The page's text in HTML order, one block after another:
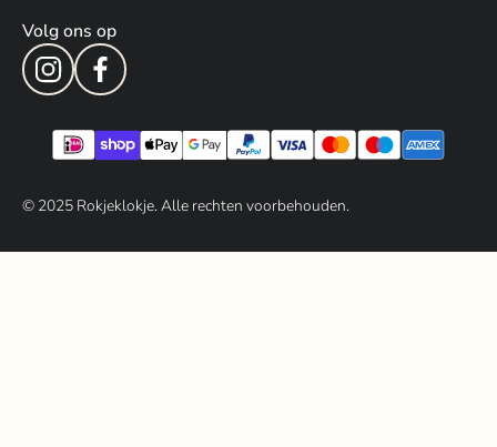
Volg ons op
© 2025Rokjeklokje. Alle rechten voorbehouden.